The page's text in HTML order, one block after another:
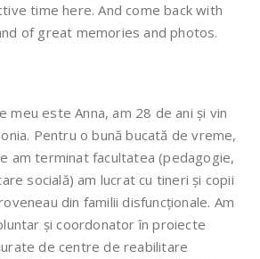
time here. And come back with
of great memories and photos.
meu este Anna, am 28 de ani și vin
Pentru o bună bucată de vreme,
am terminat facultatea (pedagogie,
socială) am lucrat cu tineri și copii
din familii disfuncționale. Am
și coordonator în proiecte
de centre de reabilitare